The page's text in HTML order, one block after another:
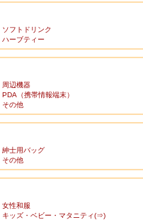
ソフトドリンク
ハーブティー
周辺機器
PDA（携帯情報端末）
その他
紳士用バッグ
その他
女性和服
キッズ・ベビー・マタニティ(⇒)